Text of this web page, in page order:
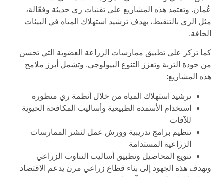
عُمان. وتعتمد هذه المشاريع على تقنيات ري حديثة وفعّالة،
مثل الري بالتنقيط، بهدف ترشيد استهلاك المياه في البيئات
الجافة.
كما تركز على تطبيق ممارسات الزراعة العضوية التي تحسن
من جودة التربة وتعزز التنوع البيولوجي. وتشمل أبرز ملامح
هذه المشاريع:
ترشيد استهلاك المياه من خلال أنظمة ري متطورة
استخدام الأسمدة الطبيعية وأساليب المكافحة الحيوية
للآفات
تنظيم برامج تدريبية وورش عمل لنشر الممارسات
الزراعية المستدامة
تنويع المحاصيل وتطبيق أساليب التناوب الزراعي
وتهدف هذه الجهود إلى بناء قطاع زراعي مرن يدعم الاقتصاد